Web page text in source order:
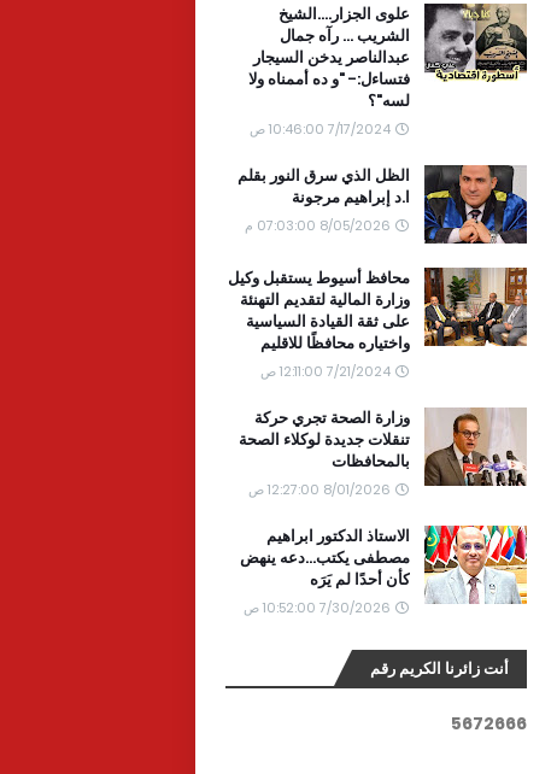
علوى الجزار....الشيخ
الشريب ... رآه جمال
عبدالناصر يدخن السيجار
فتساءل:- "و ده أممناه ولا
لسه"؟
7/17/2024 10:46:00 ص
الظل الذي سرق النور بقلم
ا.د إبراهيم مرجونة
8/05/2026 07:03:00 م
محافظ أسيوط يستقبل وكيل
وزارة المالية لتقديم التهنئة
على ثقة القيادة السياسية
واختياره محافظًا للاقليم
7/21/2024 12:11:00 ص
وزارة الصحة تجري حركة
تنقلات جديدة لوكلاء الصحة
بالمحافظات
8/01/2026 12:27:00 ص
الاستاذ الدكتور ابراهيم
مصطفى يكتب...دعه ينهض
كأن أحدًا لم يَرَه
7/30/2026 10:52:00 ص
أنت زائرنا الكريم رقم
5672666